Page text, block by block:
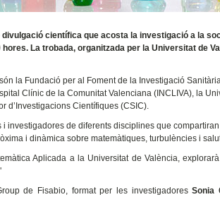
divulgació científica que acosta la investigació a la
La trobada, organitzada per la Universitat de
la Fundació per al Foment de la Investigació
Clínic de la Comunitat Valenciana (INCLIVA), la
d’Investigacions Científiques (CSIC).
investigadores de diferents disciplines que
i dinàmica sobre matemàtiques, turbulències i
Aplicada a la Universitat de València,
de Fisabio, format per les investigadoresSonia